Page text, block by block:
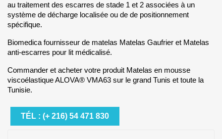
au traitement des escarres de stade 1 et 2 associées à un
système de décharge localisée ou de de positionnement
spécifique.
Biomedica fournisseur de matelas Matelas Gaufrier et Matelas
anti-escarres pour lit médicalisé.
Commander et acheter votre produit Matelas en mousse
viscoélastique ALOVA® VMA63 sur le grand Tunis et toute la
Tunisie.
TÉL : (+ 216) 54 471 830